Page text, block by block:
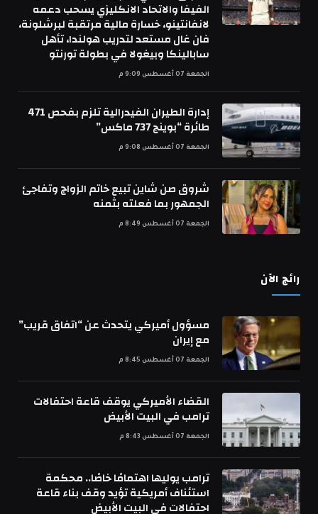
الفيفا والاتحاد الانكليزي يسحب دعمه
لانفانتينو، خسارة مالية مرتقبة لبرشلونة،
فان غال مستعد لتدريب هولندا، تأهل
سابالينكا وبيغولا في بطولة تورنتو
الجمعة 07 أغسطس 9:09 م
إدارة الطيران الفيدرالية تلزم بفحص 471
طائرة “بوينج 737 ماكس”
الجمعة 07 أغسطس 9:08 م
شروق صن شاين تبيع خاتم الزواج وتفاجئ
الجمهور بما فعلته بثمنه
الجمعة 07 أغسطس 8:49 م
رائج الآن
مسؤول أميركي يتحدث عن “اتفاق قريب”
مع إيران
الجمعة 07 أغسطس 8:45 م
القضاء الأميركي يوقف قاعة احتفالات
ترامب في البيت الأبيض
الجمعة 07 أغسطس 8:43 م
ترامب يوليها اهتمامًا خاصًا.. محكمة
استئناف أمريكية تؤيد وقف بناء قاعة
احتفالات في البيت الأبيض